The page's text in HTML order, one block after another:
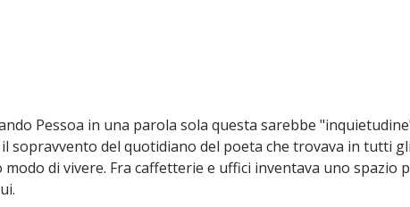
Pessoa in una parola sola questa sarebbe
sopravvento del quotidiano del poeta che trovava in tutti
di vivere. Fra caffetterie e uffici inventava uno spazio